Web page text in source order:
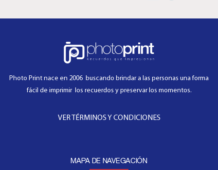
Photo Print nace en 2006 buscando brindar a las personas una forma
fácil de imprimir los recuerdos y preservar los momentos.
VER TÉRMINOS Y CONDICIONES
MAPA DE NAVEGACIÓN